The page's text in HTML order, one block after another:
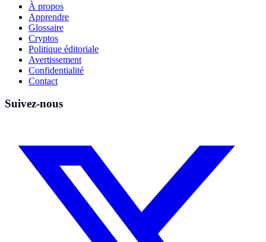
À propos
Apprendre
Glossaire
Cryptos
Politique éditoriale
Avertissement
Confidentialité
Contact
Suivez-nous